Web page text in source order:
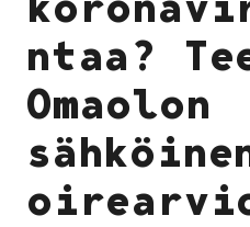
ntaa?
Omaolon